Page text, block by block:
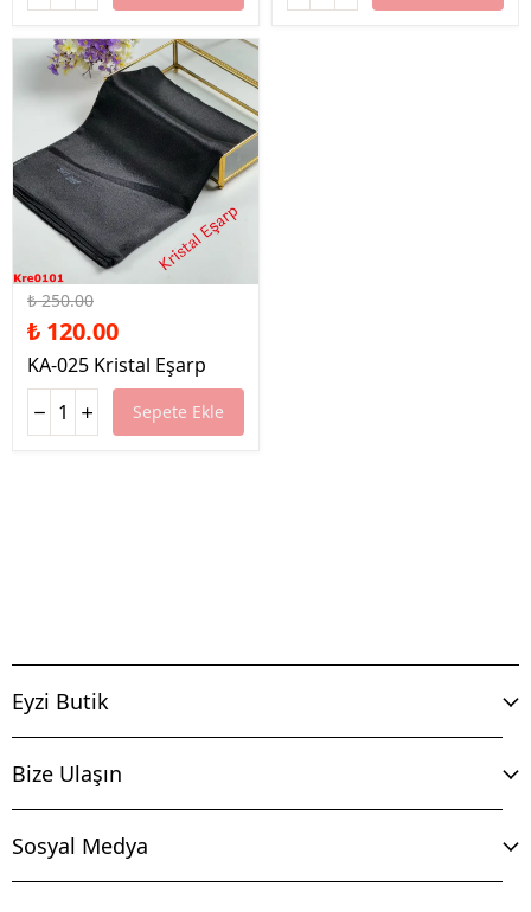
%52 İndirim
₺ 250.00
₺ 120.00
KA-025 Kristal Eşarp
Sepete Ekle
Eyzi Butik
Bize Ulaşın
Sosyal Medya